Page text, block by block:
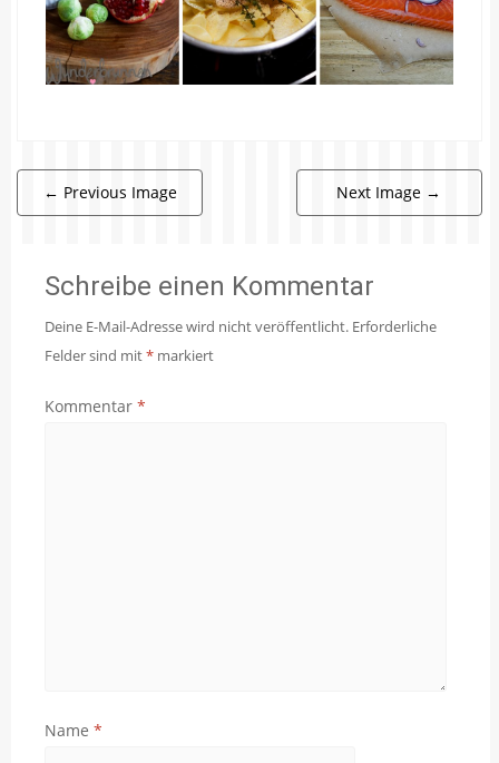
← Previous Image Next Image →
Schreibe einen Kommentar
Deine E-Mail-Adresse wird nicht veröffentlicht. Erforderliche
Felder sind mit* markiert
Kommentar *
Name *